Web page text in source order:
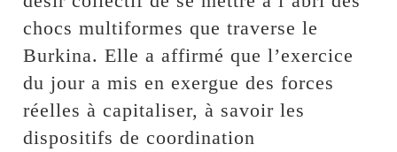
chocs multiformes que traverse le
Burkina. Elle a affirmé que l’exercice
du jour a mis en exergue des forces
réelles à capitaliser, à savoir les
dispositifs de coordination